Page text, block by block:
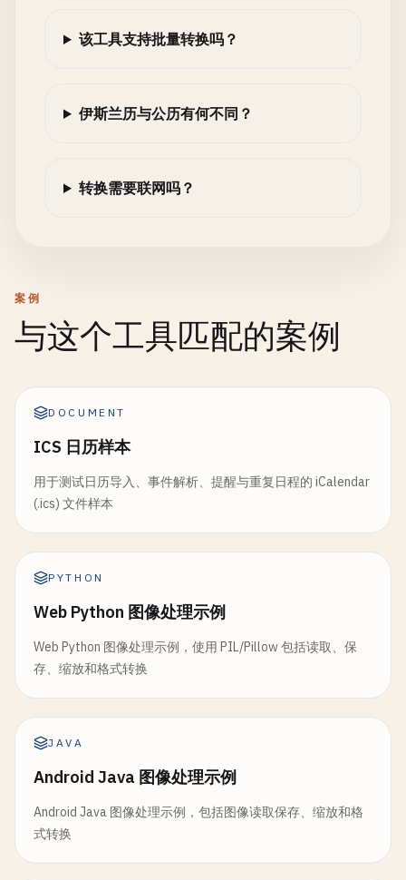
该工具支持批量转换吗？
伊斯兰历与公历有何不同？
转换需要联网吗？
案例
与这个工具匹配的案例
DOCUMENT
ICS 日历样本
用于测试日历导入、事件解析、提醒与重复日程的 iCalendar
(.ics) 文件样本
PYTHON
Web Python 图像处理示例
Web Python 图像处理示例，使用 PIL/Pillow 包括读取、保
存、缩放和格式转换
JAVA
Android Java 图像处理示例
Android Java 图像处理示例，包括图像读取保存、缩放和格
式转换